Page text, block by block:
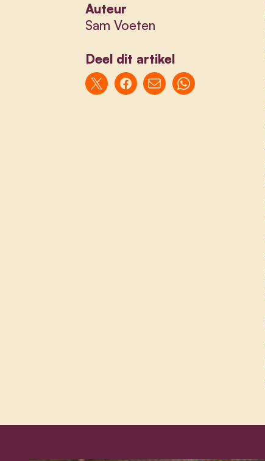
Auteur
Sam Voeten
Deel dit artikel